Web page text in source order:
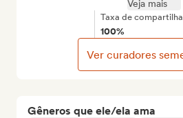
Gêneros que ele/ela ama
Veja mais
Taxa de
100%
Ver curadores